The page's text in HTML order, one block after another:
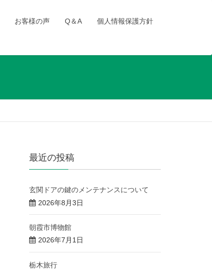
お客様の声 Q＆A 個人情報保護方針
最近の投稿
玄関ドアの鍵のメンテナンスについて
2026年8月3日
朝霞市博物館
2026年7月1日
栃木旅行